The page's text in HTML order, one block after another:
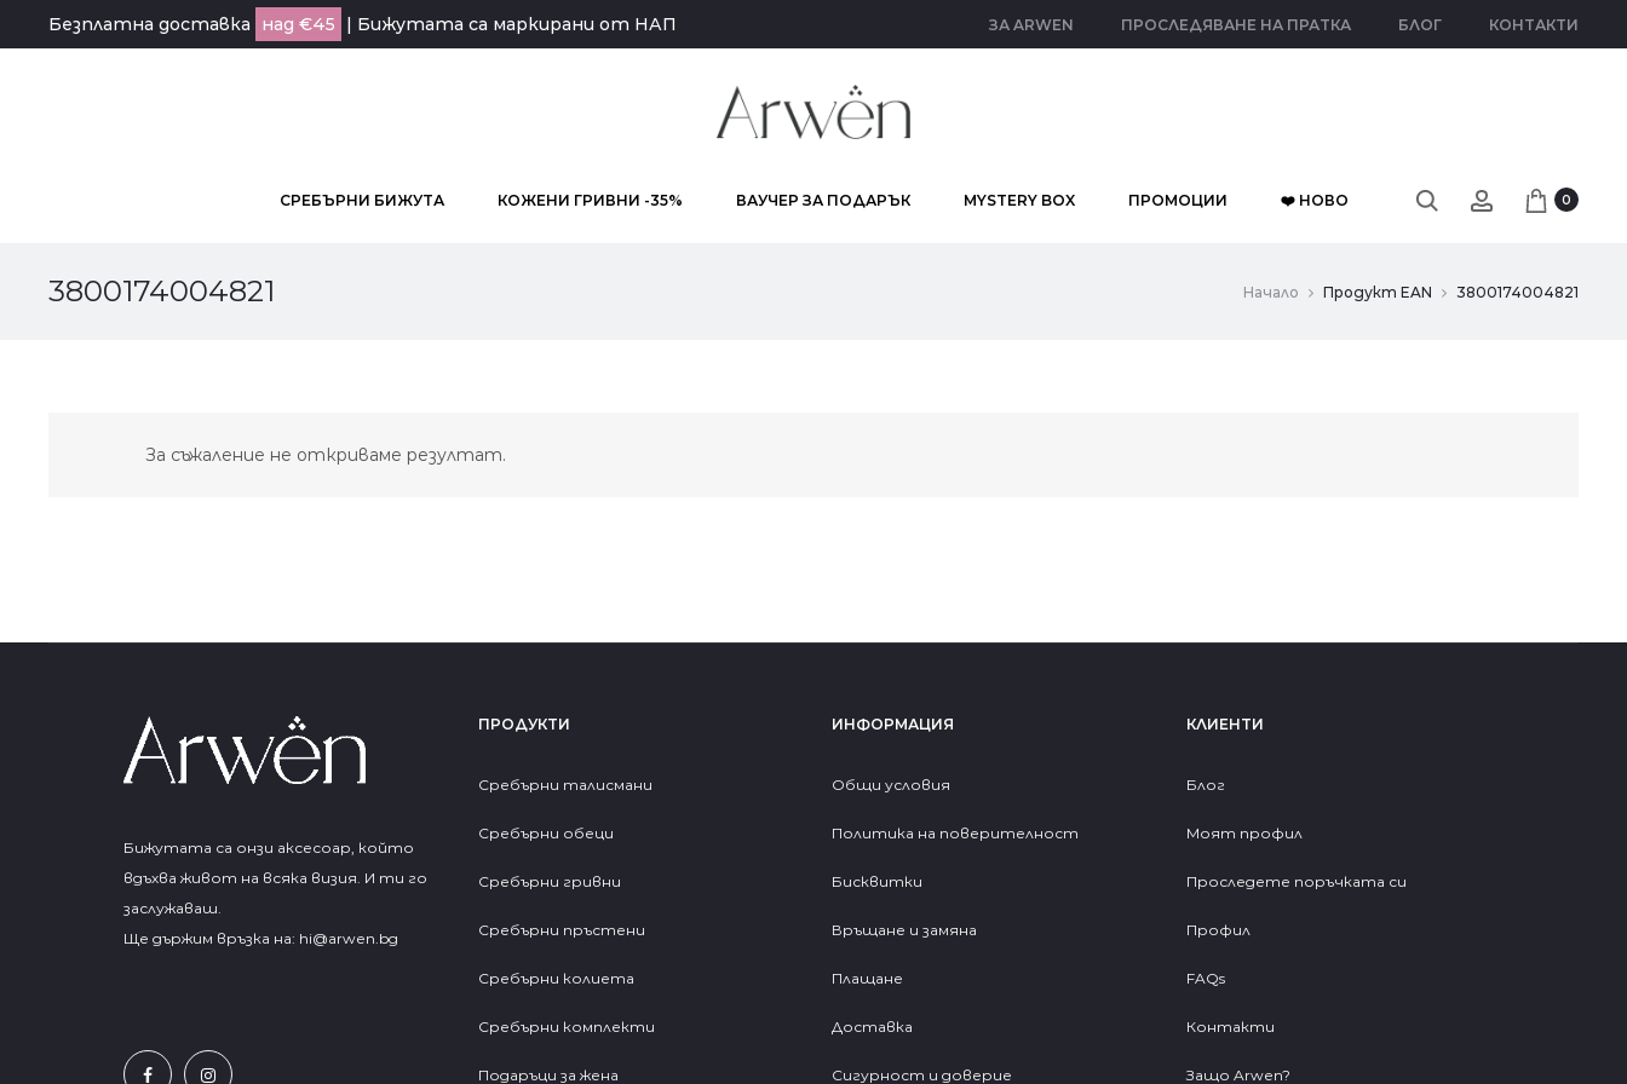
Безплатна доставка над €45 | Бижутата са маркирани от НАП ЗА ARWEN ПРОСЛЕДЯВАНЕ НА ПРАТКА БЛОГ КОНТАКТИ
СРЕБЪРНИ БИЖУТА КОЖЕНИ ГРИВНИ -35% ВАУЧЕР ЗА ПОДАРЪК MYSTERY BOX ПРОМОЦИИ ❤️ НОВО 0
3800174004821 Начало Продукт EAN 3800174004821
За съжаление не откриваме резултат.
Бижутата са онзи аксесоар, който
вдъхва живот на всяка визия. И ти го
заслужаваш.
Ще държим връзка на: hi@arwen.bg
ПРОДУКТИ
Сребърни талисмани
Сребърни обеци
Сребърни гривни
Сребърни пръстени
Сребърни колиета
Сребърни комплекти
Подаръци за жена
ИНФОРМАЦИЯ
Общи условия
Политика на поверителност
Бисквитки
Връщане и замяна
Плащане
Доставка
Сигурност и доверие
КЛИЕНТИ
Блог
Моят профил
Проследете поръчката си
Профил
FAQs
Контакти
Защо Arwen?